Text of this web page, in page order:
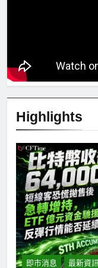
Highlights
即市消息 最新資訊